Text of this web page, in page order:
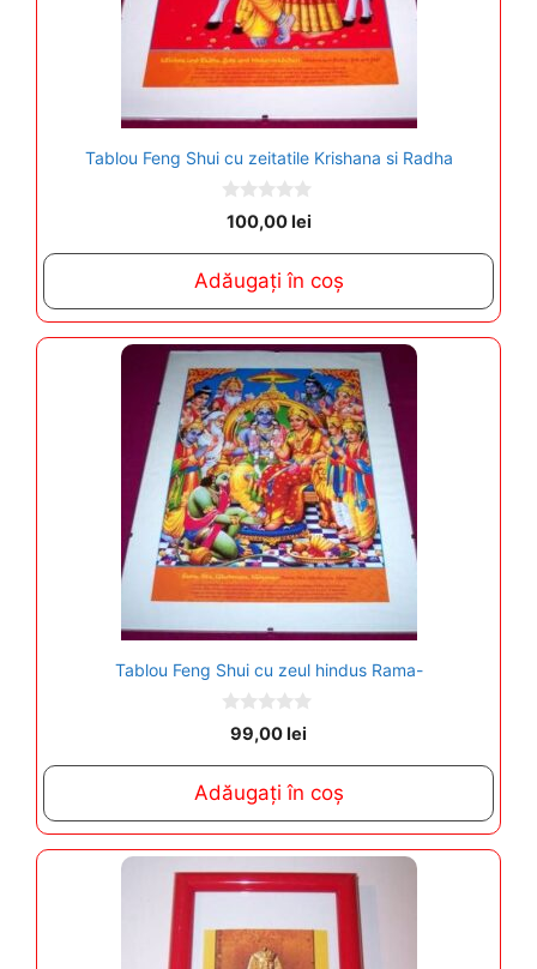
Tablou Feng Shui cu zeitatile Krishana si Radha
0
o
o
5
100,00lei
Adăugați în coș
Tablou Feng Shui cu zeul hindus Rama-
o
5
99,00lei
Adăugați în coș